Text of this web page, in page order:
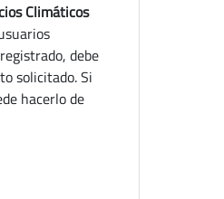
Climáticos
debe
solicitado. Si
hacerlo de